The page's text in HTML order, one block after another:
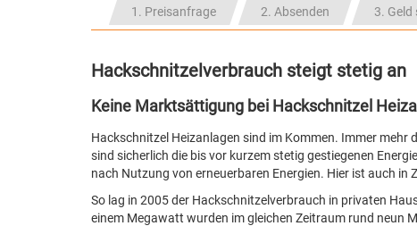
1. Preisanfrage 2. Absenden 3. Geld
Hackschnitzelverbrauch steigt stetig an
Keine Marktsättigung bei Hackschnitzel
Hackschnitzel Heizanlagen sind im Kommen. Immer
sind sicherlich die bis vor kurzem stetig gestiegenen
nach Nutzung von erneuerbaren Energien. Hier ist auch
So lag in 2005 der Hackschnitzelverbrauch in privaten
einem Megawatt wurden im gleichen Zeitraum rund neun